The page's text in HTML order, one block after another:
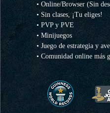
• Online/Browser (Sin
• Sin clases, ¡Tu eliges!
• PVP y PVE
• Minijuegos
• Juego de estrategia y
• Comunidad online más